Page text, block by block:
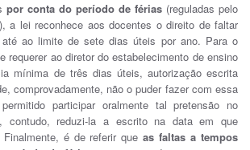
por conta do período de férias (reguladas pelo
a lei reconhece aos docentes o direito de faltar
ao limite de sete dias úteis por ano. Para o
requerer ao diretor do estabelecimento de ensino
mínima de três dias úteis, autorização escrita
comprovadamente, não o puder fazer com essa
participar oralmente tal pretensão no
contudo, reduzi-la a escrito na data em que
Finalmente, é de referir queas faltas a tempos